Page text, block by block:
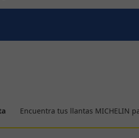
Encuentra tus llantas MICHELIN